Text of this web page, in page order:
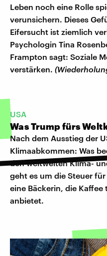
Leben noch eine Rolle
verunsichern. Dieses
Eifersucht ist ziemlich
Psychologin Tina
Frampton sagt: Soziale
verstärken.
USA
Was Trump fürs
Nach dem Ausstieg der
Klimaabkommen: Was
den weltweiten Klima-
geht es um die Steuer
eine Bäckerin, die
anbietet.